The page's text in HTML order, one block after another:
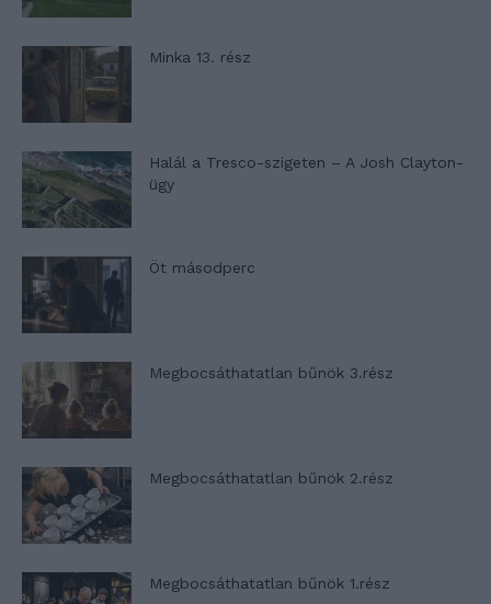
Minka 13. rész
Halál a Tresco-szigeten – A Josh Clayton-
ügy
Öt másodperc
Megbocsáthatatlan bűnök 3.rész
Megbocsáthatatlan bűnök 2.rész
Megbocsáthatatlan bűnök 1.rész